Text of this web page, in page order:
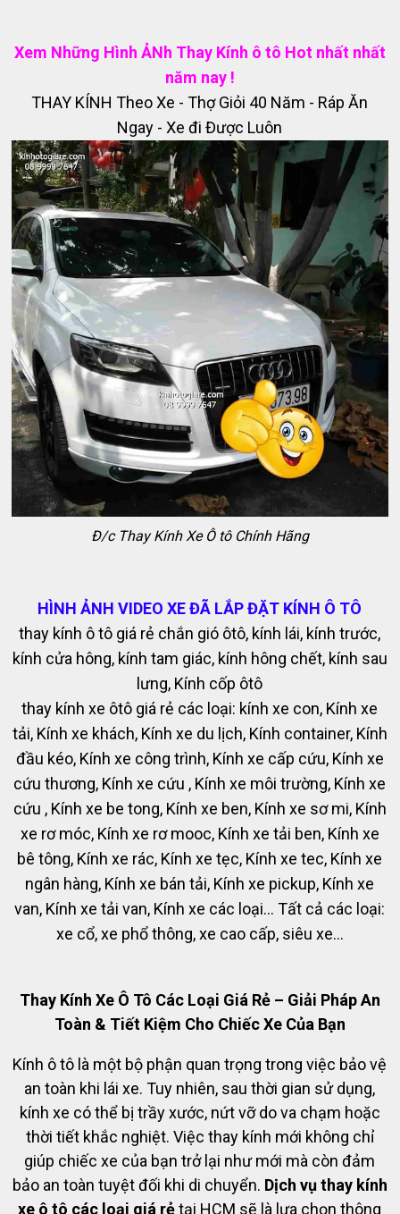
Xem Những Hình ẢNh Thay Kính ô tô Hot nhất nhất
năm nay !
THAY KÍNH Theo Xe - Thợ Giỏi 40 Năm - Ráp Ăn
Ngay - Xe đi Được Luôn
Đ/c Thay Kính Xe Ô tô Chính Hãng
HÌNH ẢNH VIDEO XE ĐÃ LẮP ĐẶT KÍNH Ô TÔ
thay kính ô tô giá rẻ chắn gió ôtô, kính lái, kính trước,
kính cửa hông, kính tam giác, kính hông chết, kính sau
lưng, Kính cốp ôtô
thay kính xe ôtô giá rẻ các loại: kính xe con, Kính xe
tải, Kính xe khách, Kính xe du lịch, Kính container, Kính
đầu kéo, Kính xe công trình, Kính xe cấp cứu, Kính xe
cứu thương, Kính xe cứu , Kính xe môi trường, Kính xe
cứu , Kính xe be tong, Kính xe ben, Kính xe sơ mi, Kính
xe rơ móc, Kính xe rơ mooc, Kính xe tải ben, Kính xe
bê tông, Kính xe rác, Kính xe tẹc, Kính xe tec, Kính xe
ngân hàng, Kính xe bán tải, Kính xe pickup, Kính xe
van, Kính xe tải van, Kính xe các loại... Tất cả các loại:
xe cổ, xe phổ thông, xe cao cấp, siêu xe...
Thay Kính Xe Ô Tô Các Loại Giá Rẻ – Giải Pháp An
Toàn & Tiết Kiệm Cho Chiếc Xe Của Bạn
Kính ô tô là một bộ phận quan trọng trong việc bảo vệ
an toàn khi lái xe. Tuy nhiên, sau thời gian sử dụng,
kính xe có thể bị trầy xước, nứt vỡ do va chạm hoặc
thời tiết khắc nghiệt. Việc thay kính mới không chỉ
giúp chiếc xe của bạn trở lại như mới mà còn đảm
bảo an toàn tuyệt đối khi di chuyển. Dịch vụ thay kính
xe ô tô các loại giá rẻtại HCM sẽ là lựa chọn thông